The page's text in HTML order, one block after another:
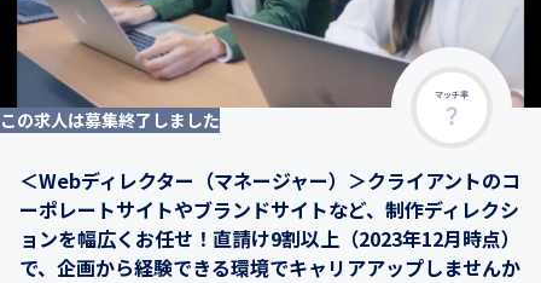
マッチ率
この求人は募集終了しました
＜Webディレクター（マネージャー）＞クライアントのコ
ーポレートサイトやブランドサイトなど、制作ディレクシ
ョンを幅広くお任せ！直請け9割以上（2023年12月時点）
で、企画から経験できる環境でキャリアアップしませんか